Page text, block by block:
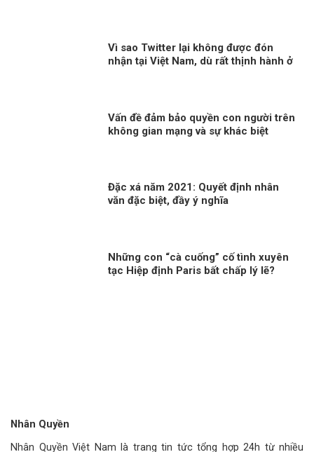
Vì sao Twitter lại không được đón
nhận tại Việt Nam, dù rất thịnh hành ở
Vấn đề đảm bảo quyền con người trên
không gian mạng và sự khác biệt
Đặc xá năm 2021: Quyết định nhân
văn đặc biệt, đầy ý nghĩa
Những con “cà cuống” cố tình xuyên
tạc Hiệp định Paris bất chấp lý lẽ?
Nhân Quyền
Nhân Quyền Việt Nam là trang tin tức tổng hợp 24h từ nhiều